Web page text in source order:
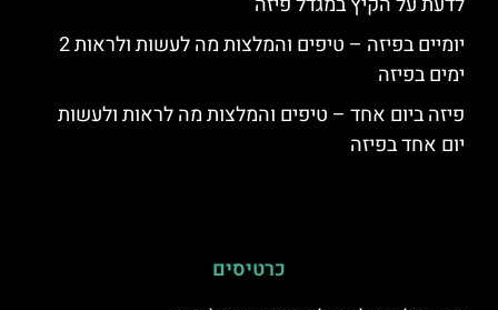
יומיים בפיזה – טיפים והמלצות מה לעשות ולראות 2
ימים בפיזה
פיזה ביום אחד – טיפים והמלצות מה לראות ולעשות
יום אחד בפיזה
כרטיסים